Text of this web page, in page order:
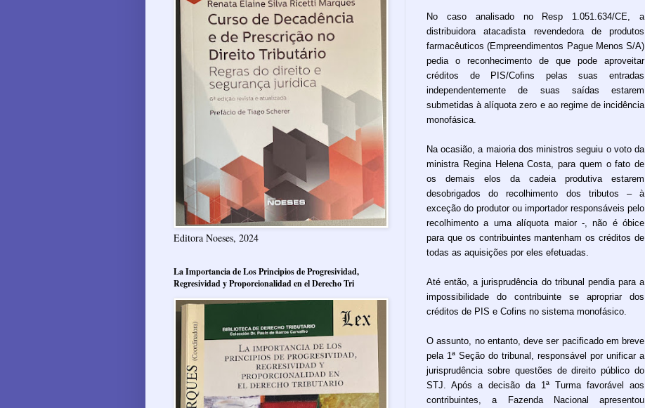
No caso analisado no Resp 1.051.634/CE, a
distribuidora atacadista revendedora de produtos
farmacêuticos (Empreendimentos Pague Menos S/A)
pedia o reconhecimento de que pode aproveitar
créditos de PIS/Cofins pelas suas entradas
independentemente de suas saídas estarem
submetidas à alíquota zero e ao regime de incidência
monofásica.
Na ocasião, a maioria dos ministros seguiu o voto da
ministra Regina Helena Costa, para quem o fato de
os demais elos da cadeia produtiva estarem
desobrigados do recolhimento dos tributos – à
exceção do produtor ou importador responsáveis pelo
recolhimento a uma alíquota maior -, não é óbice
para que os contribuintes mantenham os créditos de
todas as aquisições por eles efetuadas.
Até então, a jurisprudência do tribunal pendia para a
impossibilidade do contribuinte se apropriar dos
créditos de PIS e Cofins no sistema monofásico.
O assunto, no entanto, deve ser pacificado em breve
pela 1ª Seção do tribunal, responsável por unificar a
jurisprudência sobre questões de direito público do
STJ. Após a decisão da 1ª Turma favorável aos
contribuintes, a Fazenda Nacional apresentou
Editora Noeses, 2024
La Importancia de Los Principios de Progresividad,
Regresividad y Proporcionalidad en el Derecho Tri